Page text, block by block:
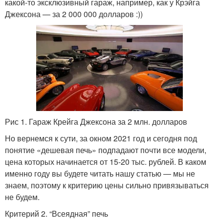
Джексона — за 2 000 000 долларов :))
Рис 1. Гараж Крейга Джексона за 2 млн. долларов
Но вернемся к сути, за окном 2021 год и сегодня под
понятие «дешевая печь» подпадают почти все модели,
цена которых начинается от 15-20 тыс. рублей. В каком
именно году вы будете читать нашу статью — мы не
знаем, поэтому к критерию цены сильно привязываться
не будем.
Критерий 2. “Всеядная” печь